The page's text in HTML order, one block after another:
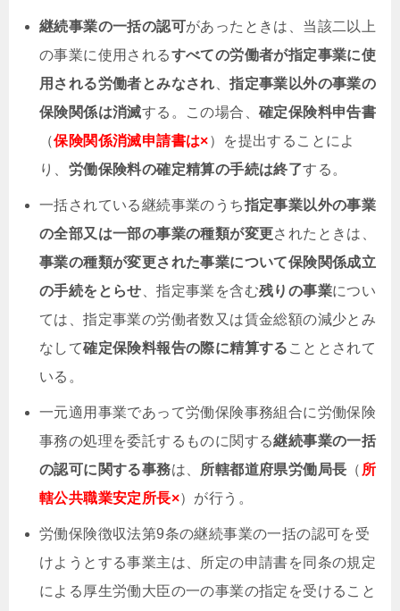
継続事業の一括の認可 があったときは、当該二以上
の事業に使用されるすべての労働者が指定事業に使
用される労働者とみなされ、指定事業以外の事業の
保険関係は消滅する。 この場合、確定保険料申告書
（保険関係消滅申請書は×）を提出することによ
り、 労働保険料の確定精算の手続は終了する。
一括されている継続事業のうち指定事業以外の事業
の全部又は一部の事業の種類が変更 されたときは、
事業の種類が変更された事業について保険関係成立
の手続をとらせ、指定事業を含む残りの事業につい
ては、指定事業の労働者数又は賃金総額の減少とみ
なして確定保険料報告の際に精算する こととされて
いる。
一元適用事業であって労働保険事務組合に労働保険
事務の処理を委託するものに関する継続事業の一括
の認可に関する事務は、 所轄都道府県労働局長 （ 所
轄公共職業安定所長×）が行う。
労働保険徴収法第9条の継続事業の一括の認可を受
けようとする事業主は、所定の申請書を同条の規定
による厚生労働大臣の一の事業の指定を受けること